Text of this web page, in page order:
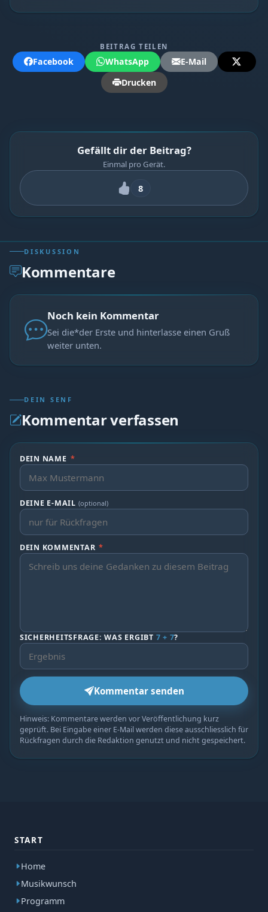
BEITRAG TEILEN
Facebook WhatsApp
E-Mail
Drucken
Gefällt dir der Beitrag?
Einmal pro Gerät.
8
DISKUSSION
Kommentare
Noch kein Kommentar
Sei die*der Erste und hinterlasse einen Gruß
weiter unten.
DEIN SENF
Kommentar verfassen
DEIN NAME *
DEINE E-MAIL (optional)
DEIN KOMMENTAR *
SICHERHEITSFRAGE: WAS ERGIBT 7 + 7?
Kommentar senden
Hinweis: Kommentare werden vor Veröffentlichung kurz
geprüft. Bei Eingabe einer E-Mail werden diese ausschliesslich für
Rückfragen durch die Redaktion genutzt und nicht gespeichert.
START
Home
Musikwunsch
Programm